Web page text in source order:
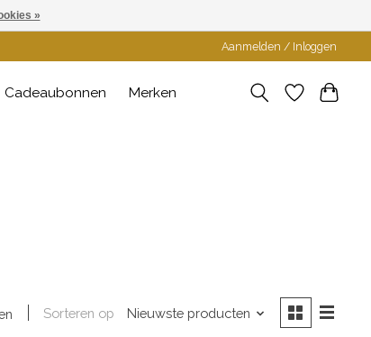
Aanmelden / Inloggen
Cadeaubonnen Merken
Sorteren op Nieuwste producten
»